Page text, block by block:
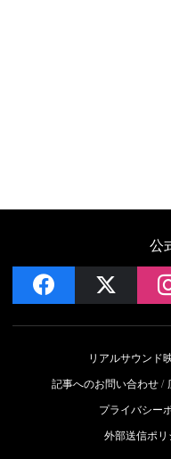
公
facebook
リアルサウンド
記事へのお問い合わせ
プライバシー
外部送信ポリ